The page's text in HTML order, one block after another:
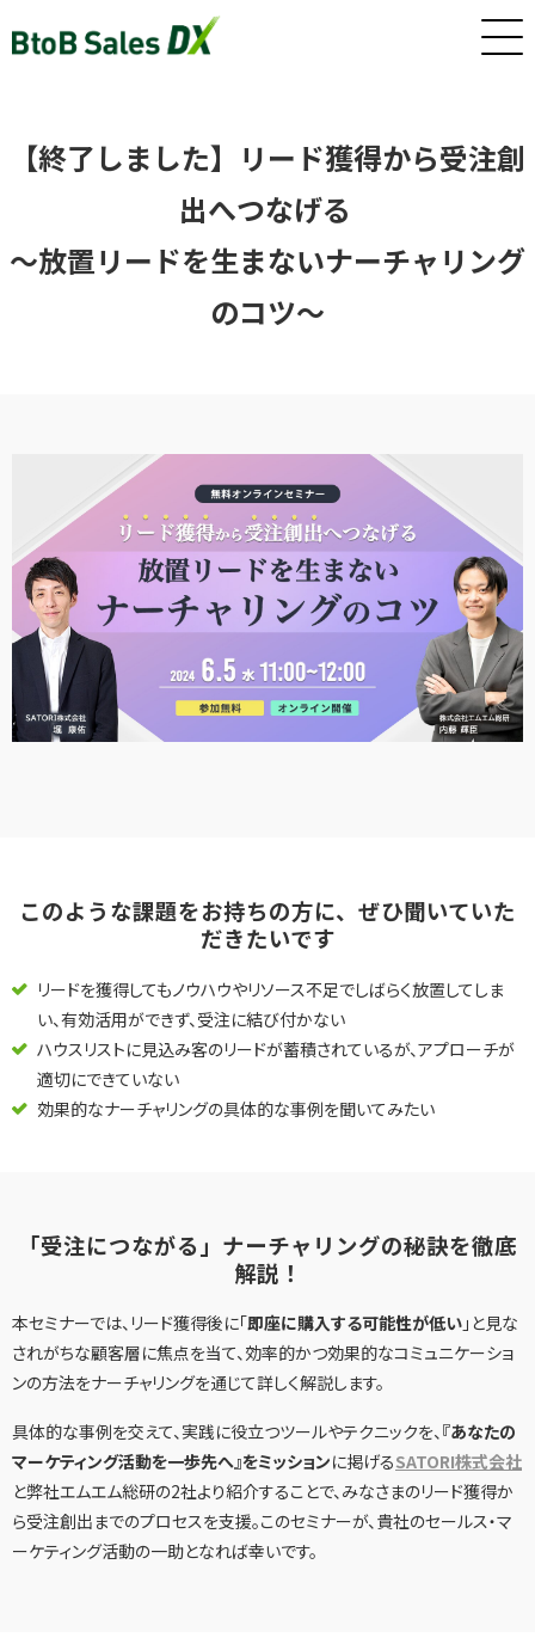
サービス
インサイドセールス/カスタマーサクセス早期戦力化人材（派
インサイドセールス 改善伴走プログラム
インサイドセールスBPO（業務委託/アウトソーシング）
インサイドセールスセルフマネジメント支援ツール（KPI・進
BtoBマーケティング基礎研修（ゲーム体験型）
導入事例
私たちの理念
セミナー情報
インサイドセールス関連ブログ
【終了しました】リード獲得から受注創
出へつなげる
～放置リードを生まないナーチャリング
のコツ～
このような課題をお持ちの方に、ぜひ聞いていた
だきたいです
リードを獲得してもノウハウやリソース不足でしばらく放置してしま
い、有効活用ができず、受注に結び付かない
ハウスリストに見込み客のリードが蓄積されているが、アプローチが
適切にできていない
効果的なナーチャリングの具体的な事例を聞いてみたい
「受注につながる」ナーチャリングの秘訣を徹底
解説！
本セミナーでは、リード獲得後に「即座に購入する可能性が低い 」と見な
されがちな顧客層に焦点を当て、効率的かつ効果的なコミュニケーショ
ンの方法をナーチャリングを通じて詳しく解説します。
具体的な事例を交えて、実践に役立つツールやテクニックを、 『あなたの
マーケティング活動を一歩先へ』をミッションに掲げるSATORI株式会社
と弊社エムエム総研の2社より紹介することで、みなさまのリード獲得か
ら受注創出までのプロセスを支援。このセミナーが、貴社のセールス・マ
ーケティング活動の一助となれば幸いです。